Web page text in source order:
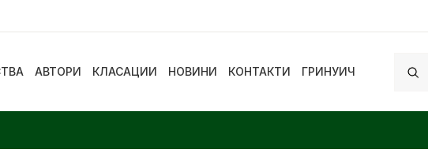
АВТОРИ КЛАСАЦИИ НОВИНИ КОНТАКТИ ГРИНУИЧ
Search